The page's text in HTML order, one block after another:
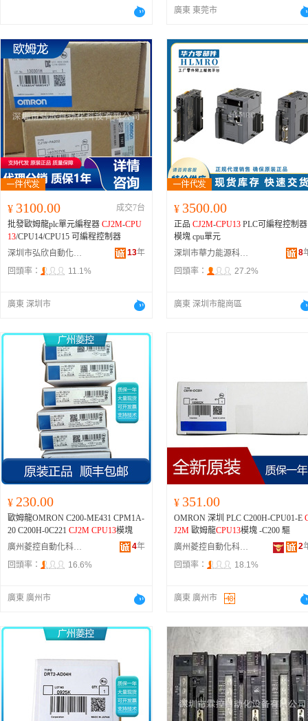
廣東 東莞市
¥ 3100.00
成交7台
批發歐姆龍plc單元編程器 CJ2M-CPU
13/CPU14/CPU15 可編程控制器
深圳市弘欣自動化科技有限公司
13年
回頭率：
11.1%
廣東 深圳市
¥ 3500.00
正品 CJ2M-CPU13 PLC可編程控制器
模塊 cpu單元
深圳市華力能源科技有限公司
8
回頭率：
27.2%
廣東 深圳市龍崗區
¥ 230.00
歐姆龍OMRON C200-ME431 CPM1A-
20 C200H-0C221 CJ2M CPU13模塊
廣州菱控自動化科技有限公司
4年
回頭率：
16.6%
廣東 廣州市
¥ 351.00
OMRON 深圳 PLC C200H-CPU01-E
J2M 歐姆龍CPU13模塊 -C200 驅
廣州菱控自動化科技有限公司
2
回頭率：
18.1%
廣東 廣州市